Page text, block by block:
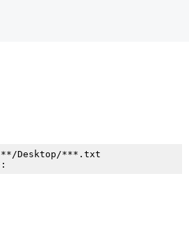
Desktop/***.txt